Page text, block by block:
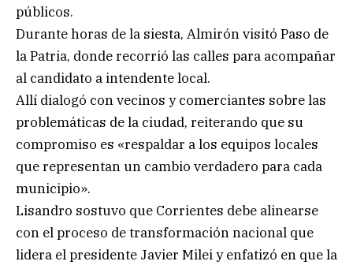
públicos.
Durante horas de la siesta, Almirón visitó Paso de
la Patria, donde recorrió las calles para acompañar
al candidato a intendente local.
Allí dialogó con vecinos y comerciantes sobre las
problemáticas de la ciudad, reiterando que su
compromiso es «respaldar a los equipos locales
que representan un cambio verdadero para cada
municipio».
Lisandro sostuvo que Corrientes debe alinearse
con el proceso de transformación nacional que
lidera el presidente Javier Milei y enfatizó en que la